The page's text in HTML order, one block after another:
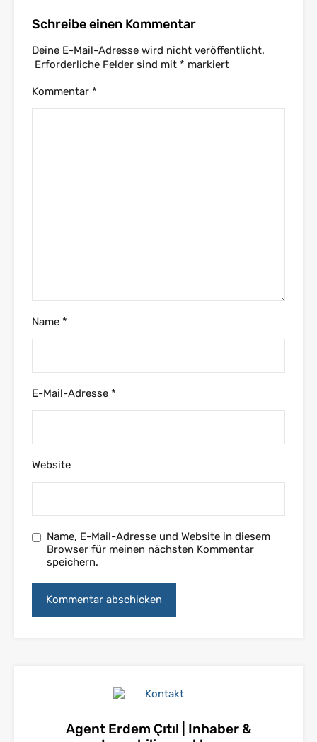
Schreibe einen Kommentar
Deine E-Mail-Adresse wird nicht veröffentlicht.
Erforderliche Felder sind mit * markiert
Kommentar *
Name *
E-Mail-Adresse *
Website
Name, E-Mail-Adresse und Website in diesem
Browser für meinen nächsten Kommentar
speichern.
Agent Erdem Çıtıl | Inhaber &